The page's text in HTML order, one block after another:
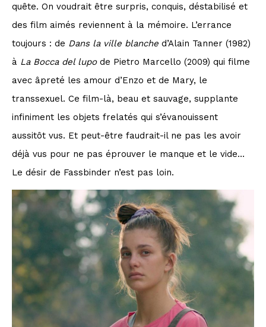
quête. On voudrait être surpris, conquis, déstabilisé et
des film aimés reviennent à la mémoire. L’errance
toujours : de Dans la ville blanche d’Alain Tanner (1982)
à La Bocca del lupode Pietro Marcello (2009) qui filme
avec âpreté les amour d’Enzo et de Mary, le
transsexuel. Ce film-là, beau et sauvage, supplante
infiniment les objets frelatés qui s’évanouissent
aussitôt vus. Et peut-être faudrait-il ne pas les avoir
déjà vus pour ne pas éprouver le manque et le vide…
Le désir de Fassbinder n’est pas loin.